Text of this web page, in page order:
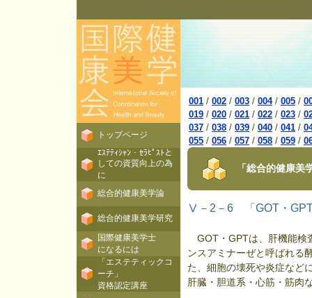
001 / 002 / 003 / 004 / 005 /
019 / 020 / 021 / 022 / 023 /
037 / 038 / 039 / 040 / 041 /
055 / 056 / 057 / 058 / 059 /
「総合的健康
Ⅴ－2－6 「GOT・
GOT・GPTは、肝機能検
ンスアミナーぜと呼ばれる
た、細胞の壊死や炎症など
肝臓・胆道系・心筋・筋肉
トップページ
ｴｽﾃﾃｨｼｬﾝ・ｾﾗﾋﾟｽﾄと
しての資質向上の為
に
総合的健康美学論
総合的健康美学研究
国際健康美学士
になるには
「エステティックコ
ーチ」
資格認定講座